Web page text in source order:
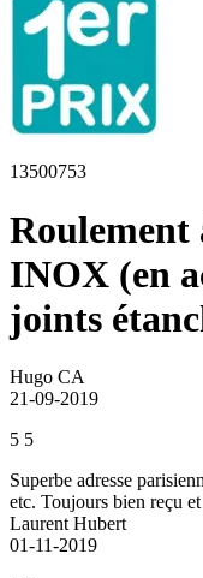
13500753
Roulement
INOX (en
joints
Hugo CA
21-09-2019
5 5
Superbe adresse
etc. Toujours bien reçu
Laurent Hubert
01-11-2019